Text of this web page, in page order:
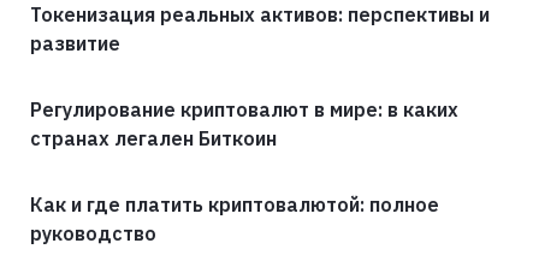
Токенизация реальных активов: перспективы и
развитие
Регулирование криптовалют в мире: в каких
странах легален Биткоин
Как и где платить криптовалютой: полное
руководство